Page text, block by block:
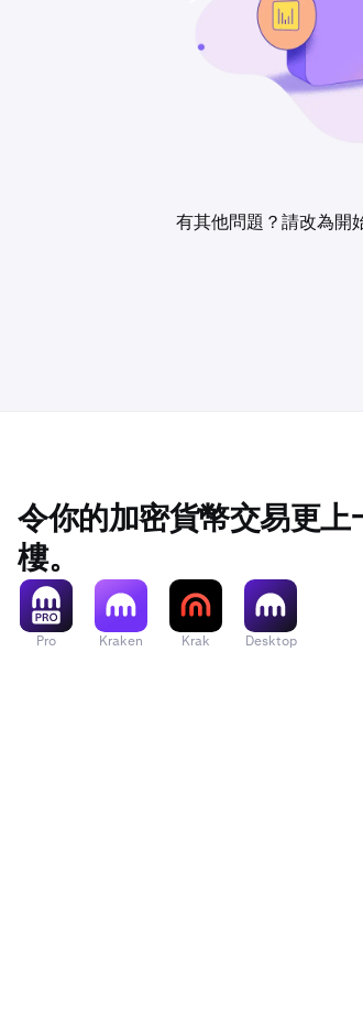
有其他問題？請改為開
令你的加密貨幣交易更上
樓。
Pro Kraken Krak Desktop